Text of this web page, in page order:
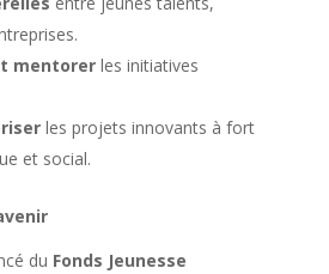
mentorerles initiatives
les projets innovants à fort
et social.
du Fonds Jeunesse